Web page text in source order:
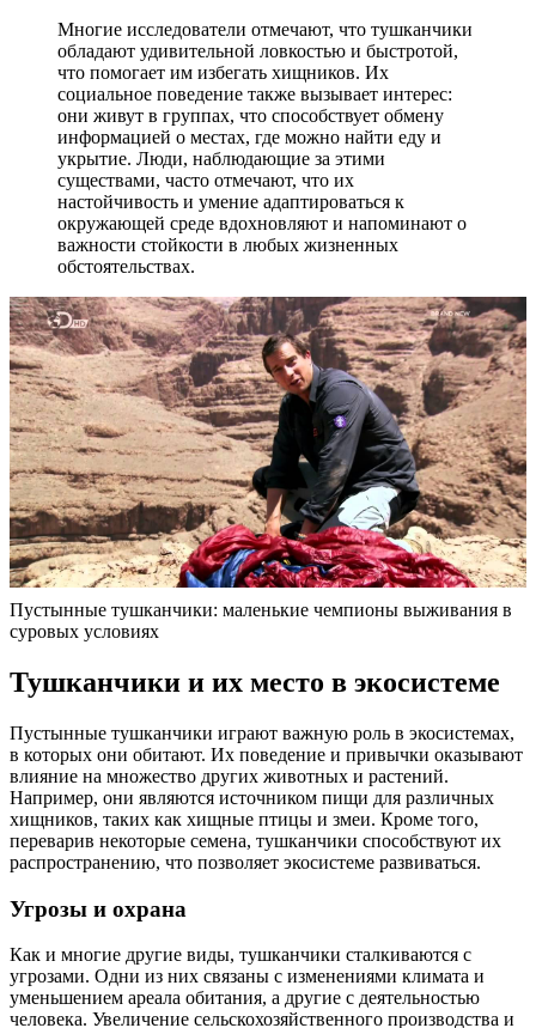
Многие исследователи отмечают, что тушканчики
обладают удивительной ловкостью и быстротой,
что помогает им избегать хищников. Их
социальное поведение также вызывает интерес:
они живут в группах, что способствует обмену
информацией о местах, где можно найти еду и
укрытие. Люди, наблюдающие за этими
существами, часто отмечают, что их
настойчивость и умение адаптироваться к
окружающей среде вдохновляют и напоминают о
важности стойкости в любых жизненных
обстоятельствах.
Пустынные тушканчики: маленькие чемпионы выживания в
суровых условиях
Тушканчики и их место в экосистеме
Пустынные тушканчики играют важную роль в экосистемах,
в которых они обитают. Их поведение и привычки оказывают
влияние на множество других животных и растений.
Например, они являются источником пищи для различных
хищников, таких как хищные птицы и змеи. Кроме того,
переварив некоторые семена, тушканчики способствуют их
распространению, что позволяет экосистеме развиваться.
Угрозы и охрана
Как и многие другие виды, тушканчики сталкиваются с
угрозами. Одни из них связаны с изменениями климата и
уменьшением ареала обитания, а другие с деятельностью
человека. Увеличение сельскохозяйственного производства и